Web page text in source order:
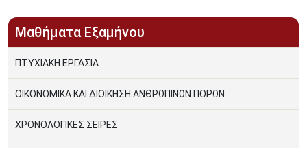
Μαθήματα Εξαμήνου
ΠΤΥΧΙΑΚΗ ΕΡΓΑΣΙΑ
ΟΙΚΟΝΟΜΙΚΑ ΚΑΙ ΔΙΟΙΚΗΣΗ ΑΝΘΡΩΠΙΝΩΝ ΠΟΡΩΝ
ΧΡΟΝΟΛΟΓΙΚΕΣ ΣΕΙΡΕΣ